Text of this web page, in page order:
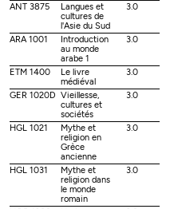
ANT 3875
Langues et
cultures de
l'Asie du Sud
3.0
ARA 1001
Introduction
au monde
arabe 1
3.0
ETM 1400
Le livre
médiéval
3.0
GER 1020D Vieillesse,
cultures et
sociétés
3.0
HGL 1021
Mythe et
religion en
Grèce
ancienne
3.0
HGL 1031
Mythe et
religion dans
le monde
romain
3.0